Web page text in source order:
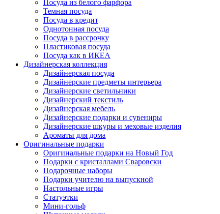
Посуда из белого фарфора
Темная посуда
Посуда в кредит
Однотонная посуда
Посуда в рассрочку
Пластиковая посуда
Посуда как в ИКЕА
Дизайнерская коллекция
Дизайнерская посуда
Дизайнерские предметы интерьера
Дизайнерские светильники
Дизайнерский текстиль
Дизайнерская мебель
Дизайнерские подарки и сувениры
Дизайнерские шкуры и меховые изделия
Ароматы для дома
Оригинальные подарки
Оригинальные подарки на Новый Год
Подарки с кристаллами Сваровски
Подарочные наборы
Подарки учителю на выпускной
Настольные игры
Статуэтки
Мини-гольф